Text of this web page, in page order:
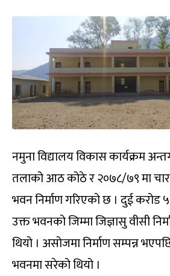
नमुना विद्यालय विकास कार्यक्रम
तलाको आठ कोठे र २०७८/७९ मा
भवन निर्माण गरिएको छ । दुई
उक्त भवनको जिम्मा जिज्ञासु वीसी
थियो । असोजमा निर्माण सम्पन्न
भवनमा सरेको थियो ।